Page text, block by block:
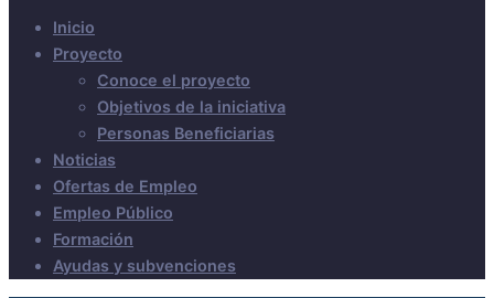
Inicio
Proyecto
Conoce el proyecto
Objetivos de la iniciativa
Personas Beneficiarias
Noticias
Ofertas de Empleo
Empleo Público
Formación
Ayudas y subvenciones